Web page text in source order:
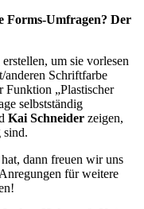
Forms-Umfragen? Der
um sie vorlesen
anderen Schriftfarbe
Funktion „Plastischer
selbstständig
Kai Schneider zeigen,
sind.
dann freuen wir uns
für weitere